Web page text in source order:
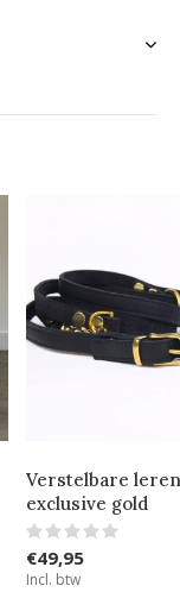
Verstelbare
exclusive gold
€49,95
Incl. btw